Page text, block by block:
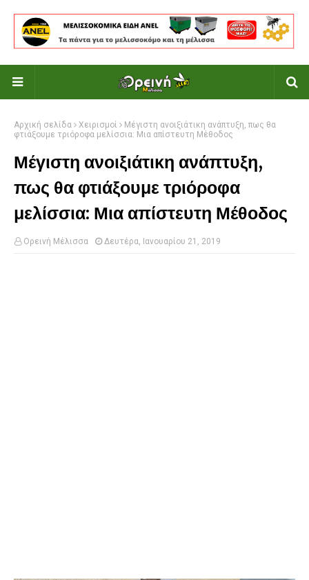
Αρχική σελίδα Χειρισμοί
Μέγιστη ανοιξιάτικη ανάπτυξη, πως θα
φτιάξουμε τριόροφα μελίσσια: Μια απίστευτη Μέθοδος
Μέγιστη ανοιξιάτικη ανάπτυξη,
πως θα φτιάξουμε τριόροφα
μελίσσια: Μια απίστευτη Μέθοδος
Ορεινή Μέλισσα Δευτέρα, Ιανουαρίου 21, 2019